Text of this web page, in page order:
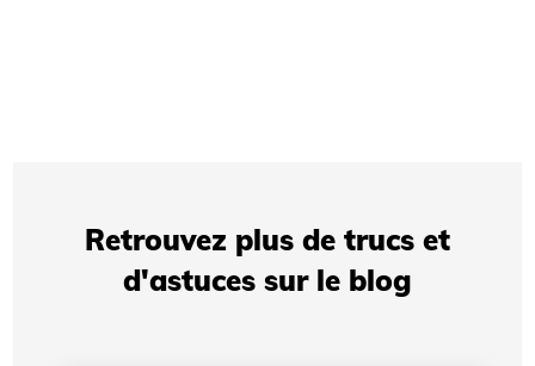
Retrouvez plus de trucs et
d'astuces sur le blog